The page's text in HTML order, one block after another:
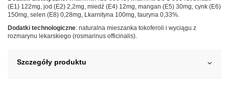
(E1) 122mg, jod (E2) 2,2mg, miedź (E4) 12mg, mangan (E5) 30mg, cynk (E6)
150mg, selen (E8) 0,28mg, Lkarnityna 100mg, tauryna 0,33%.
Dodatki technologiczne: naturalna mieszanka tokoferoli i wyciągu z
rozmarynu lekarskiego (rosmarinus officinalis).
Szczegóły produktu